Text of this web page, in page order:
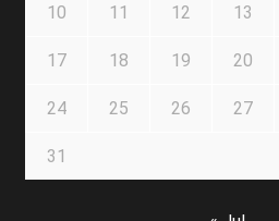
10 11 12 13
17 18 19 20
24 25 26 27
31